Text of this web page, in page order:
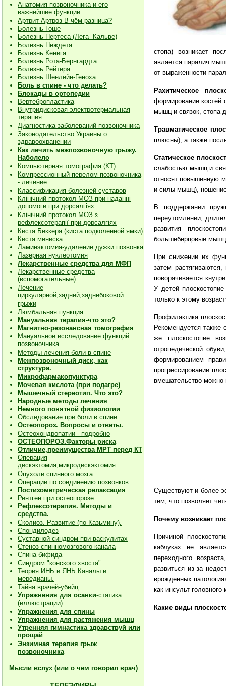
Анатомия позвоночника и его
важнейшие функции
Артрит Артроз В чём разница?
Болезнь Гоше
Болезнь Пертеса (Лега- Кальве)
Болезнь Пеждета
Болезнь Кенига
Болезнь Рота-Бернгардта
Болезнь Рейтера
Болезнь Шенлейн-Геноха
Боль в спине - что делать?
Блокады в ортопедии
Вертебропластика
Внутридисковая электротермальная
терапия
Диагностика заболеваний позвоночника
Законодательство Украины о
здравоохранении
Как лечить межпозвоночную грыжу.
Наболело
Компьютерная томография (КТ)
Компрессионный перелом позвоночника
- лечение
Классификация болезней суставов
Клiнiчний протокол МОЗ при наданнi
допомоги при дорсалгiях
Клiнiчний протокол МОЗ з
рефлексотерапiї при дорсалгіях
Киста Беккера (киста подколенной ямки)
Киста мениска
Ламинэктомия-удаление дужки позвонка
Лазерная нуклеотомия
Лекарственные средства для МФП
Лекарственные средства
(вспомогательные)
Лечение
циркулярной,задней,заднебоковой
грыжи
Люмбальная пункция
Мануальная терапия-что это?
Магнитно-резонансная томография
Мануальное исследование функций
позвоночника
Методы лечения боли в спине
Межпозвоночный диск, как
структура.
Микрофармакопунктура
Мочевая кислота (при подагре)
Мышечный стереотип. Что это?
Народные методы лечения
Немного понятной физиологии
Обследование при боли в спине
Остеопороз. Вопросы и ответы.
Остеохондропатии - подробно
ОСТЕОПОРОЗ.Факторы риска
Отличие,преимущества МРТ перед КТ
Операция
дискэктомия,микродискэктомия
Опухоли спинного мозга
Операции по соединению позвонков
Постизометрическая релаксация
Рентген при остеопорозе
Рефлексотерапия. Методы и
средства.
Сколиоз. Развитие (по Казьмину).
Спондилодез
Суставной синдром при васкулитах
Стеноз спинномозгового канала
Спина бифида
Синдром "конского хвоста"
Теория ИНЬ и ЯНЬ.Каналы и
мередианы.
Тайна врачей-убийц
Упражнения для осанки-статика
(иллюстрации)
Упражнения для спины
Упражнения для растяжения мышц
Утренняя гимнастика здравствуй или
прощай
Энзимная терапия грыж
позвоночника
Мысли вслух (или о чем говорил врач)
стопа) возникает
является паралич
от выраженности
Рахитическое
формирование костей
мышц и связок, стопа
Травматическое
плюсны), а также
Статическое
слабостью мышц и
относят повышенную
и силы мышц), ношение
В поддержании
переутомлении,
развития
большеберцовые
При снижении их
затем
поворачивается
У детей
только к этому
Профилактика
Рекомендуется
же плоскостопие
отропедической
формированием
прогрессировании
вмешательство можно
Существуют и более
тем, что позволяет
Почему возникает
Причиной
каблуках не
переходного
развиться из-за
врожденных
как инсульт
Какие виды